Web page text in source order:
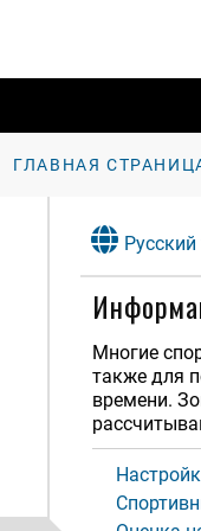
ГЛАВНАЯ
Русский
Многие
также для
времени.